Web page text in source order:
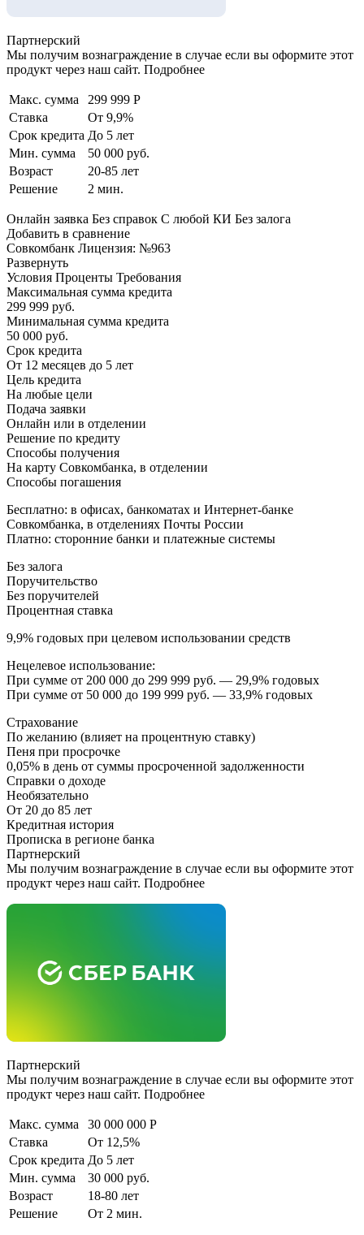
Партнерский
Мы получим вознаграждение в случае если вы оформите этот
продукт через наш сайт. Подробнее
Макс. сумма
299 999 Р
Ставка
От 9,9%
Срок кредита До 5 лет
Мин. сумма
50 000 руб.
Возраст
20-85 лет
Решение
2 мин.
Онлайн заявка Без справок С любой КИ Без залога
Добавить в сравнение
Совкомбанк Лицензия: №963
Развернуть
Условия Проценты Требования
Максимальная сумма кредита
299 999 руб.
Минимальная сумма кредита
50 000 руб.
Срок кредита
От 12 месяцев до 5 лет
Цель кредита
На любые цели
Подача заявки
Онлайн или в отделении
Решение по кредиту
Способы получения
На карту Совкомбанка, в отделении
Способы погашения
Бесплатно: в офисах, банкоматах и Интернет-банке
Совкомбанка, в отделениях Почты России
Платно: сторонние банки и платежные системы
Без залога
Поручительство
Без поручителей
Процентная ставка
9,9% годовых при целевом использовании средств
Нецелевое использование:
При сумме от 200 000 до 299 999 руб. — 29,9% годовых
При сумме от 50 000 до 199 999 руб. — 33,9% годовых
Страхование
По желанию (влияет на процентную ставку)
Пеня при просрочке
0,05% в день от суммы просроченной задолженности
Справки о доходе
Необязательно
От 20 до 85 лет
Кредитная история
Прописка в регионе банка
Партнерский
Мы получим вознаграждение в случае если вы оформите этот
продукт через наш сайт. Подробнее
Партнерский
Мы получим вознаграждение в случае если вы оформите этот
продукт через наш сайт. Подробнее
Макс. сумма
30 000 000 Р
Ставка
От 12,5%
Срок кредита До 5 лет
Мин. сумма
30 000 руб.
Возраст
18-80 лет
Решение
От 2 мин.